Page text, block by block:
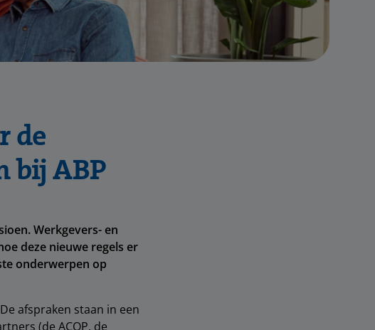
de
bij ABP
Werkgevers- en
deze nieuwe regels er
onderwerpen op
afspraken staan in een
(de ACOP, de